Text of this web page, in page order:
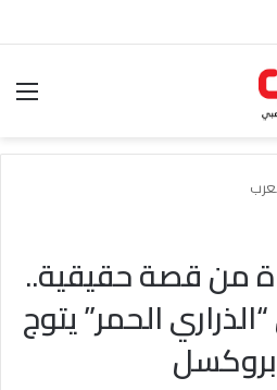
بن عبدالله العبدالنبي
من قصة حقيقية..
الحمر” يتوج
بروكسل